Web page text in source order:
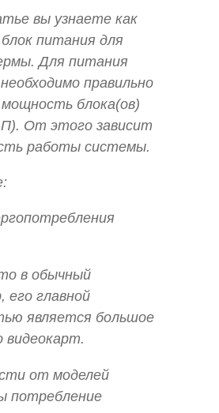
вы узнаете как
питания для
Для питания
правильно
блока(ов)
От этого зависит
работы системы.
в обычный
его главной
является большое
видеокарт.
от моделей
потребление